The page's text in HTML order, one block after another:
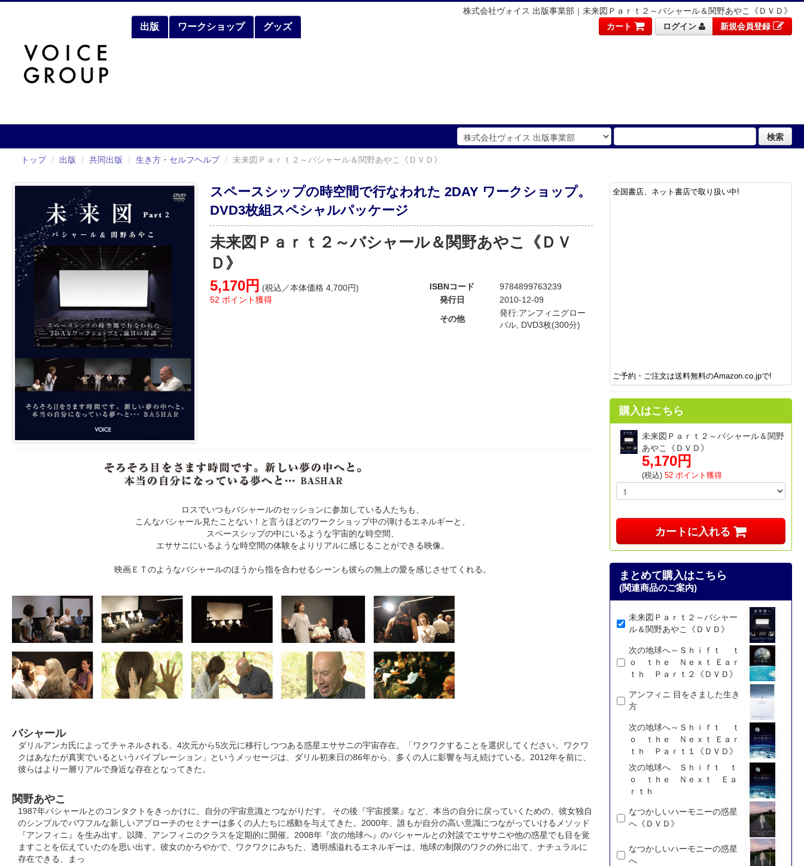
株式会社ヴォイス 出版事業部｜未来図Ｐａｒｔ２～バシャール＆関野あやこ《ＤＶＤ》
カート
ログイン 新規会員登録
出版 ワークショップ グッズ
検索
トップ / 出版 / 共同出版 / 生き方・セルフヘルプ / 未来図Ｐａｒｔ２～バシャール＆関野あやこ《ＤＶＤ》
スペースシップの時空間で行なわれた 2DAY ワークショップ。
DVD3枚組スペシャルパッケージ
未来図Ｐａｒｔ２～バシャール＆関野あやこ《ＤＶ
Ｄ》
5,170円 (税込／本体価格 4,700円)
52 ポイント獲得
ISBNコード
9784899763239
発行日
2010-12-09
その他
発行:アンフィニグロー
バル, DVD3枚(300分)
ロスでいつもバシャールのセッションに参加している人たちも、
こんなバシャール見たことない！と言うほどのワークショップ中の弾けるエネルギーと、
スペースシップの中にいるような宇宙的な時空間、
エササニにいるような時空間の体験をよりリアルに感じることができる映像。
映画ＥＴのようなバシャールのほうから指を合わせるシーンも彼らの無上の愛を感じさせてくれる。
バシャール
ダリルアンカ氏によってチャネルされる、4次元から5次元に移行しつつある惑星エササニの宇宙存在。「ワクワクすることを選択してください。ワクワ
クはあなたが真実でいるというバイブレーション」というメッセージは、ダリル初来日の86年から、多くの人に影響を与え続けている。2012年を前に、
彼らはより一層リアルで身近な存在となってきた。
関野あやこ
1987年バシャールとのコンタクトをきっかけに、自分の宇宙意識とつながりだす。 その後『宇宙授業』など、本当の自分に戻っていくための、彼女独自
のシンプルでパワフルな新しいアプローチのセミナーは多くの人たちに感動を与えてきた。2000年、誰もが自分の高い意識につながっていけるメソッド
『アンフィニ』を生み出す。以降、アンフィニのクラスを定期的に開催。2008年『次の地球へ』のバシャールとの対談でエササニや他の惑星でも目を覚
ますことを伝えていたのを思い出す。彼女のかろやかで、ワクワクにみちた、透明感溢れるエネルギーは、地球の制限のワクの外に出て、ナチュラルに
存在できる、まっ
全国書店、ネット書店で取り扱い中!
ご予約・ご注文は送料無料のAmazon.co.jpで!
購入はこちら
未来図Ｐａｒｔ２～バシャール＆関野
あやこ《ＤＶＤ》
5,170円
(税込) 52 ポイント獲得
カートに入れる
まとめて購入はこちら
(関連商品のご案内)
未来図Ｐａｒｔ２～バシャー
ル＆関野あやこ《ＤＶＤ》
次の地球へ～Ｓｈｉｆｔ ｔ
ｏ ｔｈｅ Ｎｅｘｔ Ｅａｒ
ｔｈ Ｐａｒｔ２《ＤＶＤ》
アンフィニ 目をさました生き
方
次の地球へ～Ｓｈｉｆｔ ｔ
ｏ ｔｈｅ Ｎｅｘｔ Ｅａｒ
ｔｈ Ｐａｒｔ１《ＤＶＤ》
次の地球へ Ｓｈｉｆｔ ｔ
ｏ ｔｈｅ Ｎｅｘｔ Ｅａ
ｒｔｈ
なつかしいハーモニーの惑星
へ《ＤＶＤ》
なつかしいハーモニーの惑星
へ